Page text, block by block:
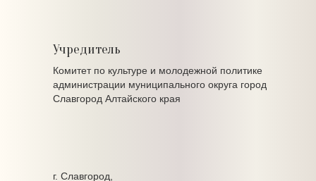
Учредитель
Комитет по культуре и молодежной политике
администрации муниципального округа город
Славгород Алтайского края
г. Славгород,